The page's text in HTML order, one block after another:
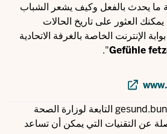
ما يحدث بالفعل وكيف يشعر الشباب
العثور على تاريخ الحالات
الإنترنت الخاصة بالغرفة الاتحادية
Gefühle
".
تقدم بوابة الإنترنت gesund.bund.de التابعة لوزارة الصحة
عن التقنيات التي يمكن أن تساعد